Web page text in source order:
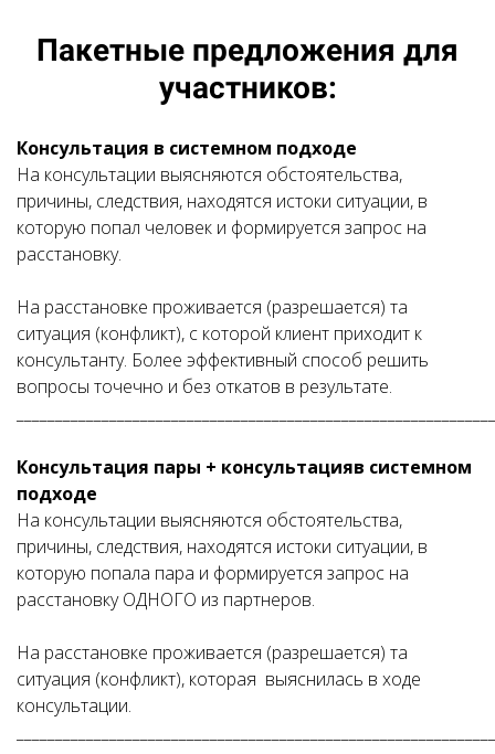
Пакетные предложения для
участников:
Консультация в системном подходе
На консультации выясняются обстоятельства,
причины, следствия, находятся истоки ситуации, в
которую попал человек и формируется запрос на
расстановку.
На расстановке проживается (разрешается) та
ситуация (конфликт), с которой клиент приходит к
консультанту. Более эффективный способ решить
вопросы точечно и без откатов в результате.
Консультация пары + консультацияв системном
подходе
На консультации выясняются обстоятельства,
причины, следствия, находятся истоки ситуации, в
которую попала пара и формируется запрос на
расстановку ОДНОГО из партнеров.
На расстановке проживается (разрешается) та
ситуация (конфликт), которая выяснилась в ходе
консультации.